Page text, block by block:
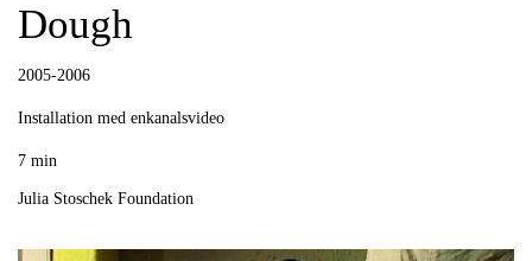
Dough
2005-2006
Installation med enkanalsvideo
7 min
Julia Stoschek Foundation